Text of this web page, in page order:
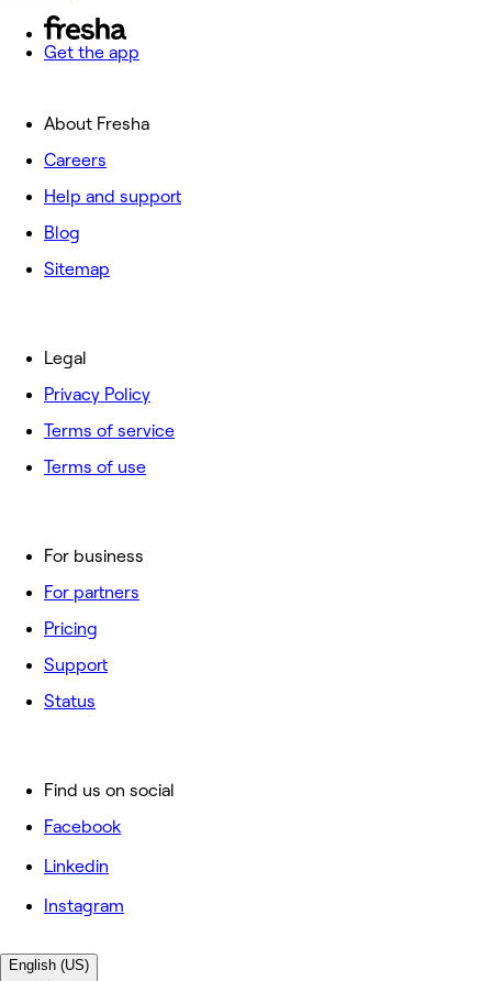
Get the app
About Fresha
Careers
Help and support
Blog
Sitemap
For business
For partners
Pricing
Support
Status
Legal
Privacy Policy
Terms of service
Terms of use
Find us on social
Facebook
Linkedin
Instagram
English (US)